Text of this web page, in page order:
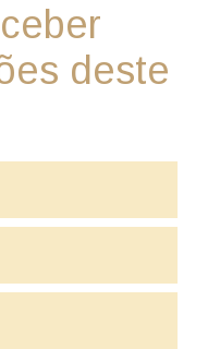
deste